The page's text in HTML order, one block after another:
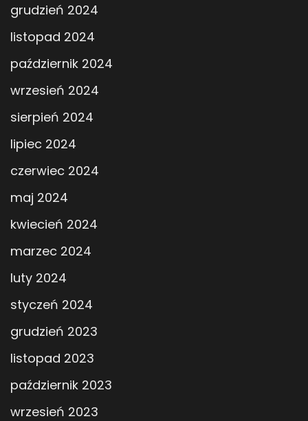
grudzień 2024
listopad 2024
październik 2024
wrzesień 2024
sierpień 2024
lipiec 2024
czerwiec 2024
maj 2024
kwiecień 2024
marzec 2024
luty 2024
styczeń 2024
grudzień 2023
listopad 2023
październik 2023
wrzesień 2023